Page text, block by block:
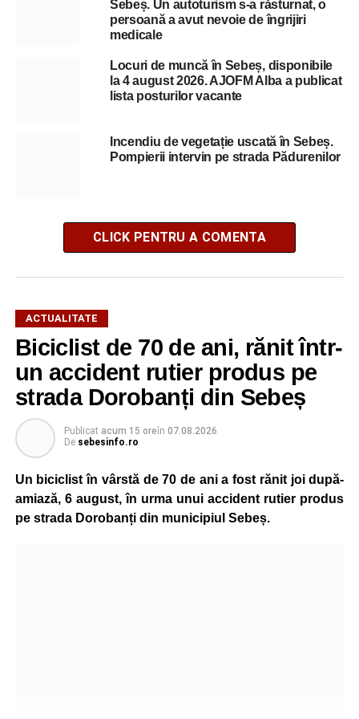
Sebeș. Un autoturism s-a răsturnat, o
persoană a avut nevoie de îngrijiri
medicale
Locuri de muncă în Sebeș, disponibile
la 4 august 2026. AJOFM Alba a publicat
lista posturilor vacante
Incendiu de vegetație uscată în Sebeș.
Pompierii intervin pe strada Pădurenilor
CLICK PENTRU A COMENTA
ACTUALITATE
Biciclist de 70 de ani, rănit într-
un accident rutier produs pe
strada Dorobanți din Sebeș
Publicat acum 15 oreîn 07.08.2026
De sebesinfo.ro
Un biciclist în vârstă de 70 de ani a fost rănit joi după-
amiază, 6 august, în urma unui accident rutier produs
pe strada Dorobanți din municipiul Sebeș.